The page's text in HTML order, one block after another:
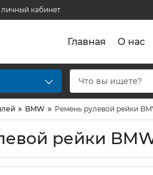
личный кабинет
Главная О нас
BMW Ремень рулевой рейки
рейки BMW